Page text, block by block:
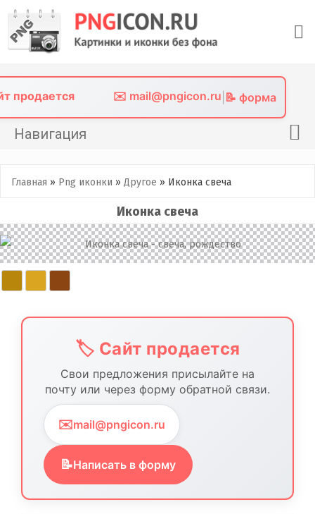
content
продается ✉️ mail@pngicon.ru 📝 форма
Навигация
Png иконки
Фото без фона
Главная » Png иконки » Другое » Иконка свеча
Иконка свеча
🏷️ Сайт продается
Свои предложения присылайте на
почту или через форму обратной связи.
✉️mail@pngicon.ru
📝Написать в форму